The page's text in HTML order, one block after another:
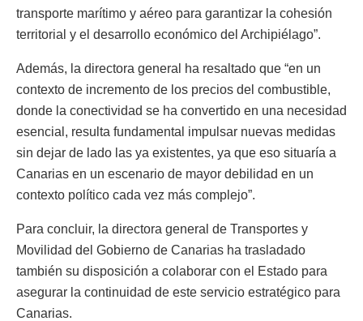
transporte marítimo y aéreo para garantizar la cohesión
territorial y el desarrollo económico del Archipiélago”.
Además, la directora general ha resaltado que “en un
contexto de incremento de los precios del combustible,
donde la conectividad se ha convertido en una necesidad
esencial, resulta fundamental impulsar nuevas medidas
sin dejar de lado las ya existentes, ya que eso situaría a
Canarias en un escenario de mayor debilidad en un
contexto político cada vez más complejo”.
Para concluir, la directora general de Transportes y
Movilidad del Gobierno de Canarias ha trasladado
también su disposición a colaborar con el Estado para
asegurar la continuidad de este servicio estratégico para
Canarias.